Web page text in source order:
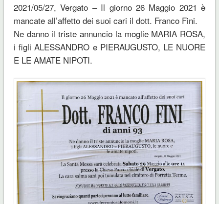
2021/05/27, Vergato – Il giorno 26 Maggio 2021 è
mancate all’affetto dei suoi cari il dott. Franco Fini.
Ne danno il triste annuncio la moglie MARIA ROSA,
i figli ALESSANDRO e PIERAUGUSTO, LE NUORE
E LE AMATE NIPOTI.